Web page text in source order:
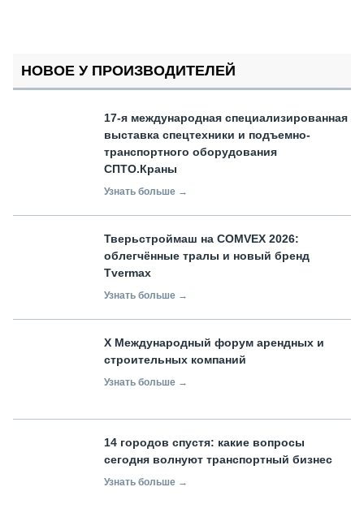
НОВОЕ У ПРОИЗВОДИТЕЛЕЙ
17-я международная специализированная
выставка спецтехники и подъемно-
транспортного оборудования
СПТО.Краны
Узнать больше →
Тверьстроймаш на COMVEX 2026:
облегчённые тралы и новый бренд
Tvermax
Узнать больше →
X Международный форум арендных и
строительных компаний
Узнать больше →
14 городов спустя: какие вопросы
сегодня волнуют транспортный бизнес
Узнать больше →